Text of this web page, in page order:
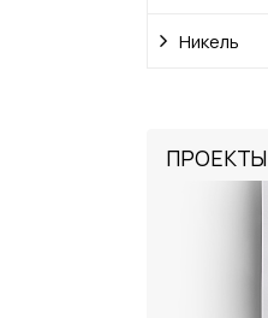
Никель
ПРОЕКТЫ